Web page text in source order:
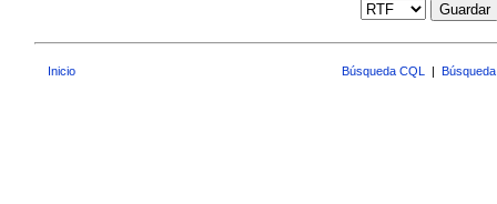
Guardar
Inicio Búsqueda CQL